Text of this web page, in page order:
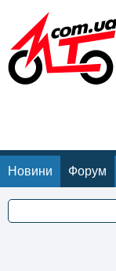
Новини Форум